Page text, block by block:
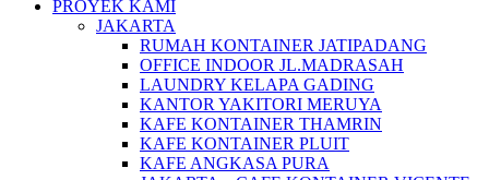
PROYEK KAMI
JAKARTA
RUMAH KONTAINER JATIPADANG
OFFICE INDOOR JL.MADRASAH
LAUNDRY KELAPA GADING
KANTOR YAKITORI MERUYA
KAFE KONTAINER THAMRIN
KAFE KONTAINER PLUIT
KAFE ANGKASA PURA